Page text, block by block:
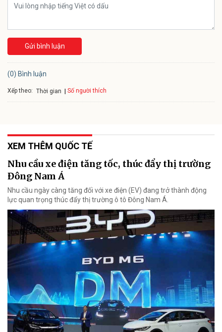
Gửi bình luận
(0) Bình luận
Xếp theo: Thời gian Số người thích
XEM THÊM QUỐC TẾ
Nhu cầu xe điện tăng tốc, thúc đẩy thị trường
Đông Nam Á
Nhu cầu ngày càng tăng đối với xe điện (EV) đang trở thành động
lực quan trọng thúc đẩy thị trường ô tô Đông Nam Á.